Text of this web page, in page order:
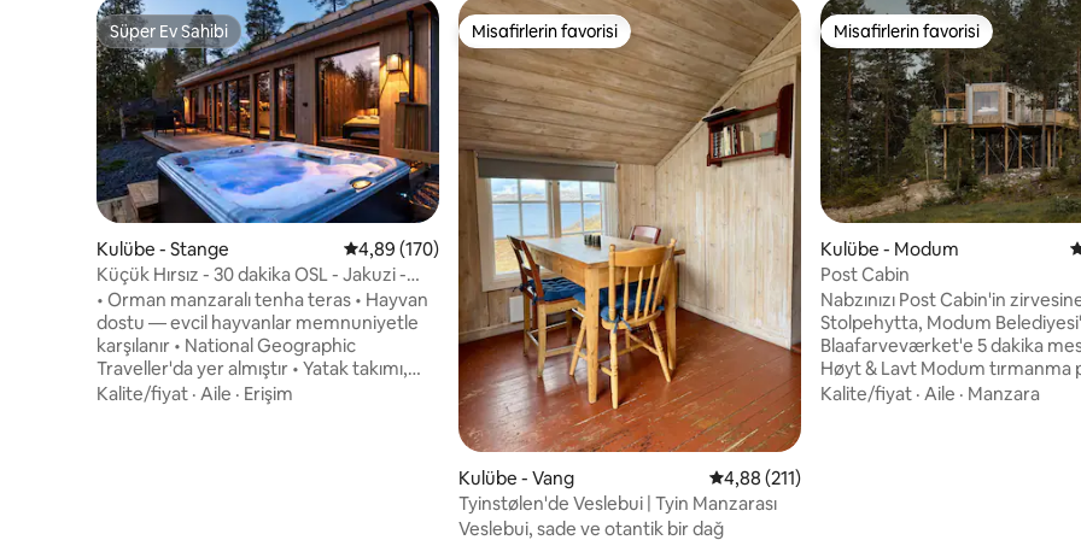
Süper Ev Sahibi
Süper Ev Sahibi
Kulübe - Stange 5 üzerinden ortalama 4,89 puan, 170 değerlendirme
4,89 (170)
Küçük Hırsız - 30 dakika OSL - Jakuzi -
Tasarım Kulübe
• Orman manzaralı tenha teras • Hayvan
dostu — evcil hayvanlar memnuniyetle
karşılanır • National Geographic
Traveller'da yer almıştır • Yatak takımı,
havlu ve temel malzemeler dahildir —
Kalite/fiyat · Aile · Erişim
Misafirlerin favorisi
Misafirlerin favorisi
Kulübe - Vang 5 üzerinden ortalama 4,88 puan, 211
4,88 (211)
Tyinstølen'de Veslebui | Tyin Manzarası
Veslebui, sade ve otantik bir dağ
Misafirlerin favorisi
Misafirlerin favorisi
Kulübe - Modum
Post Cabin
Nabzınızı Post Cabin'in
Stolpehytta, Modum
Blaafarveværket'e 5 dakika
Høyt & Lavt Modum tırmanma
hemen dışındadır. Burada
Kalite/fiyat · Aile · Manzara